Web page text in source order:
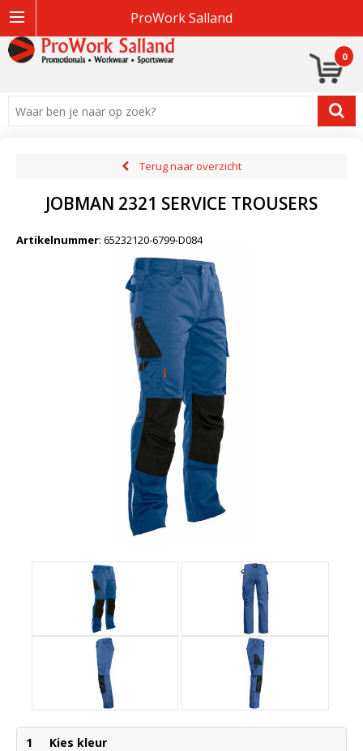
ProWork Salland
0
Terug naar overzicht
JOBMAN 2321 SERVICE TROUSERS
Artikelnummer: 65232120-6799-D084
1 Kies kleur